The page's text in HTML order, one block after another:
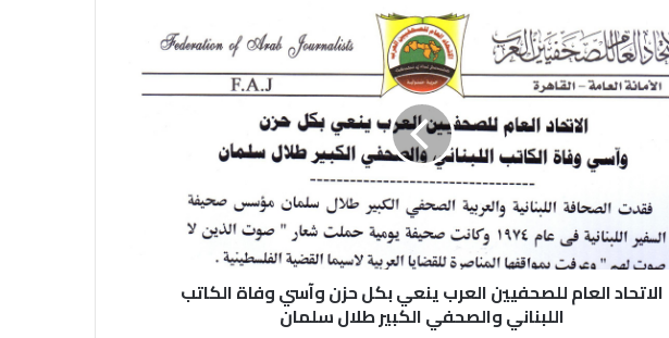
بكل قوة اغتيال الزميل ابراهيم عجاج
المصور فى الوكالة العربية السورية
للانباء سانا
الاتحاد العام للصحفيين العرب يتضامن
مع نقابة الصحفيين اليمنيين فى عدن
ضد الإجراءات التعسفية من السلطات
اليمنية
اتحاد الصحفيين العرب يتسلم مقره
الجديد بالقاهرة
الاتحاد العام للصحفيين العرب ينعي بكل حزن وآسي وفاة الكاتب
اللبناني والصحفي الكبير طلال سلمان